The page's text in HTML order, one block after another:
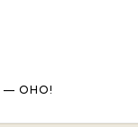
— ОНО!